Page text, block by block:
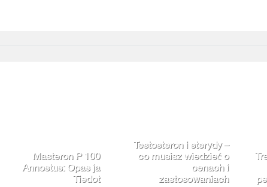
Exploring Tesofensine
Peptides for
Bodybuilding
Hygetropin pour
Musculation et
Performances Sportives